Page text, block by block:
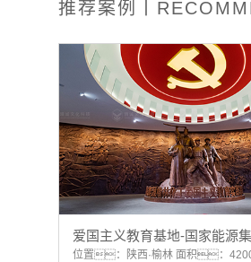
推荐案例丨
爱国主义教育基地-国家能源
位置：陕西·榆林 面积：